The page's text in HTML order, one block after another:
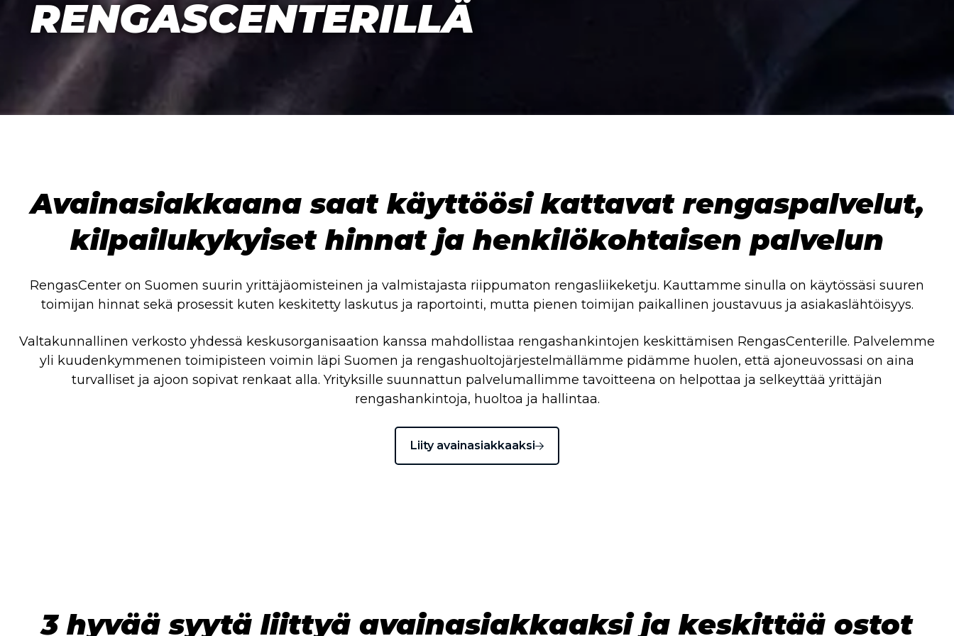
RENGASCENTERILLÄ
Avainasiakkaana saat käyttöösi kattavat rengaspalvelut,
kilpailukykyiset hinnat ja henkilökohtaisen palvelun
RengasCenter on Suomen suurin yrittäjäomisteinen ja valmistajasta riippumaton rengasliikeketju. Kauttamme sinulla on käytössäsi suuren
toimijan hinnat sekä prosessit kuten keskitetty laskutus ja raportointi, mutta pienen toimijan paikallinen joustavuus ja asiakaslähtöisyys.
Valtakunnallinen verkosto yhdessä keskusorganisaation kanssa mahdollistaa rengashankintojen keskittämisen RengasCenterille. Palvelemme
yli kuudenkymmenen toimipisteen voimin läpi Suomen ja rengashuoltojärjestelmällämme pidämme huolen, että ajoneuvossasi on aina
turvalliset ja ajoon sopivat renkaat alla. Yrityksille suunnattun palvelumallimme tavoitteena on helpottaa ja selkeyttää yrittäjän
rengashankintoja, huoltoa ja hallintaa.
Liity avainasiakkaaksi
3 hyvää syytä liittyä avainasiakkaaksi ja keskittää ostot